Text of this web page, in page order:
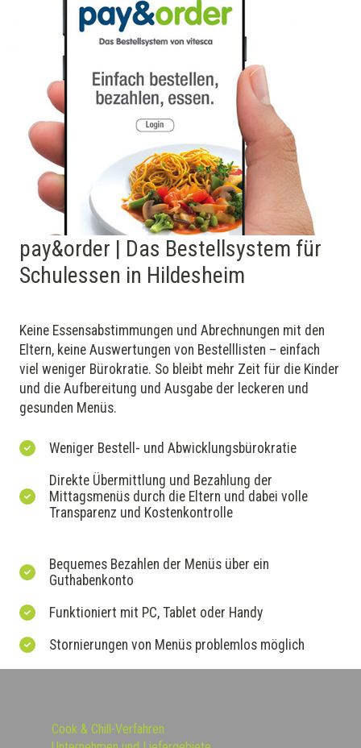
pay&order | Das Bestellsystem für
Schulessen in Hildesheim
Keine Essens­abstimmungen und Ab­rechnungen mit den
Eltern, keine Aus­wer­tungen von Bestelllisten – einfach
viel weniger Bürokratie. So bleibt mehr Zeit für die Kinder
und die Aufbereitung und Ausgabe der leckeren und
gesunden Menüs.
Weniger Bestell- und Abwicklungsbürokratie
Direkte Übermittlung und Bezahlung der
Mittagsmenüs durch die Eltern und dabei volle
Transparenz und Kostenkontrolle
Bequemes Bezahlen der Menüs über ein
Guthabenkonto
Funktioniert mit PC, Tablet oder Handy
Stornierungen von Menüs problemlos möglich
Cook & Chill-Verfahren